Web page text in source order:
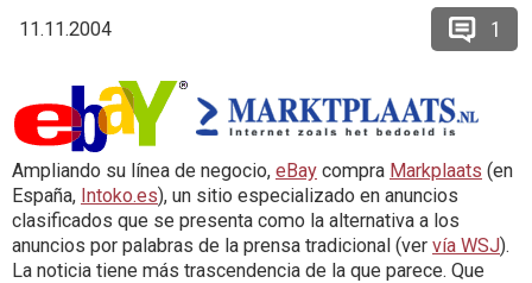
11.11.2004 1
Ampliando su línea de negocio, eBay compra Markplaats (en
España, Intoko.es), un sitio especializado en anuncios
clasificados que se presenta como la alternativa a los
anuncios por palabras de la prensa tradicional (ver vía WSJ).
La noticia tiene más trascendencia de la que parece. Que